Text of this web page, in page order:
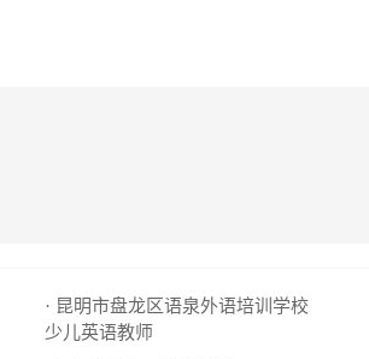
· 昆明市盘龙区语泉外语培训学校
少儿英语教师